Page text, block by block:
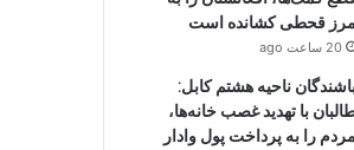
مرز قحطی کشانده است
20 ساعت ago
ناحیه هشتم کابل:
با تهدید غصب خانه‌ها،
مردم را به پرداخت پول وادار